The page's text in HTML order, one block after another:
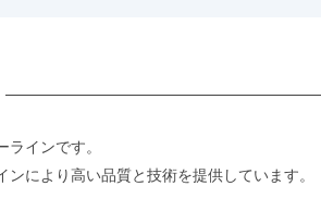
インです。
により高い品質と技術を提供しています。